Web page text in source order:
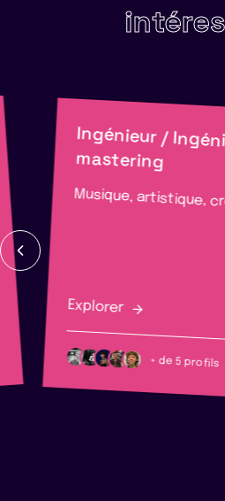
Ingénieur /
mastering
Musique, artistique,
Explorer
+ de 5 profils